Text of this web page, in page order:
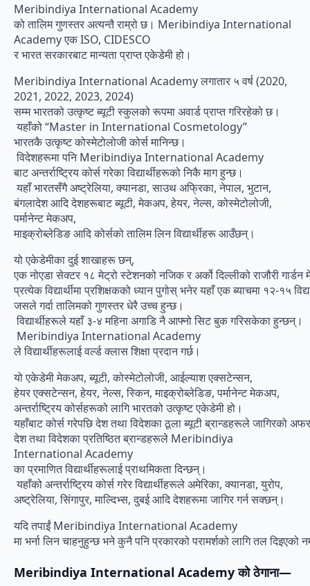
Meribindiya International Academy
को तालिम गुणस्तर अत्यन्तै राम्रो छ। Meribindiya International
Academy एक ISO, CIDESCO
र भारत सरकारबाट मान्यता प्राप्त एकेडेमी हो।
Meribindiya International Academy लगातार ५ वर्ष (2020,
2021, 2022, 2023, 2024)
सम्म भारतको उत्कृष्ट ब्यूटी स्कुलको रूपमा अवार्ड प्राप्त गरिरहेको छ।
यहाँको “Master in International Cosmetology”
भारतकै उत्कृष्ट कोस्मेटोलोजी कोर्स मानिन्छ।
विदेशहरूमा पनि Meribindiya International Academy
बाट अन्तर्राष्ट्रिय कोर्स गरेका विद्यार्थीहरूको निकै माग हुन्छ।
यहाँ भारतसँगै अष्ट्रेलिया, क्यानडा, साउथ अफ्रिका, नेपाल, भुटान,
बंगलादेश आदि देशहरूबाट ब्यूटी, मेकअप, हेयर, नेल्स, कोस्मेटोलोजी,
पर्मानेन्ट मेकअप,
माइक्रोब्लेडिङ आदि कोर्सको तालिम लिन विद्यार्थीहरू आउँछन्।
यो एकेडेमीका दुई शाखाहरू छन्,
एक नोएडा सेक्टर १८ मेट्रो स्टेशनको नजिक र अर्को दिल्लीको राजौरी
प्रत्येक विद्यार्थीमा प्रशिक्षकको ध्यान पुगोस् भनेर यहाँ एक ब्याचमा १२-१५
जसले गर्दा तालिमको गुणस्तर धेरै उच्च हुन्छ।
विद्यार्थीहरूले यहाँ ३-४ महिना अगाडि नै आफ्नो सिट बुक गरिसकेका हुन्छन्।
Meribindiya International Academy
ले विद्यार्थीहरूलाई वर्ल्ड क्लास शिक्षा प्रदान गर्छ।
यो एकेडेमी मेकअप, ब्यूटी, कोस्मेटोलोजी, आईल्याश एक्सटेन्सन,
हेयर एक्सटेन्सन, हेयर, नेल्स, स्किन, माइक्रोब्लेडिङ, पर्मानेन्ट मेकअप,
अन्तर्राष्ट्रिय कोर्सहरूको लागि भारतको उत्कृष्ट एकेडेमी हो।
यहाँबाट कोर्स गरेपछि देश तथा विदेशका ठूला ब्यूटी ब्रान्डहरूले जागिरको
देश तथा विदेशका प्रतिष्ठित ब्रान्डहरूले Meribindiya
International Academy
का प्रमाणित विद्यार्थीहरूलाई प्राथमिकता दिन्छन्।
यहाँको अन्तर्राष्ट्रिय कोर्स गरेर विद्यार्थीहरूले अमेरिका, क्यानडा, युरोप,
अष्ट्रेलिया, सिंगापुर, माल्दिभ्स, दुबई आदि देशहरूमा जागिर गर्न सक्छन्।
यदि तपाईं Meribindiya International Academy
मा भर्ना लिन चाहनुहुन्छ भने कुनै पनि प्रकारको परामर्शको लागि तल दिइएको
Meribindiya International Academy को ठेगाना—